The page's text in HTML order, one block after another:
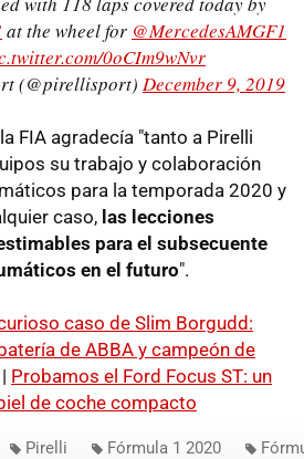
at the wheel for @MercedesAMGF1
0oCIm9wNvr
(@pirellisport) December 9, 2019
FIA agradecía "tanto a Pirelli
su trabajo y colaboración
para la temporada 2020 y
caso, las lecciones
para el subsecuente
en el futuro".
caso de Slim Borgudd:
de ABBA y campeón de
| Probamos el Ford Focus ST: un
de coche compacto
Pirelli Fórmula 1 2020